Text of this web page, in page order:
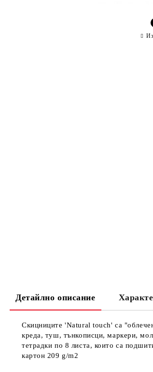
Детайлно описание
Скицниците 'Natural touch' са
креда, туш, тънкописци, маркери,
тетрадки по 8 листа, които са
картон 209 g/m2